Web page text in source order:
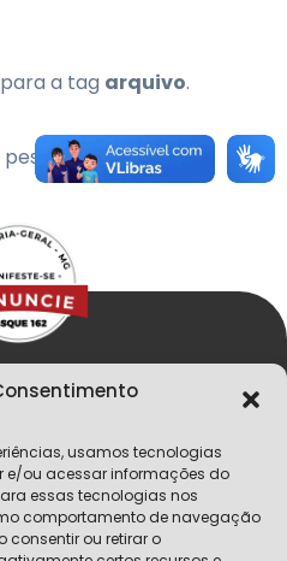
usamos tecnologias
e/ou acessar informações do
essas tecnologias nos
comportamento de navegação
consentir ou retirar o
a tag arquivo.